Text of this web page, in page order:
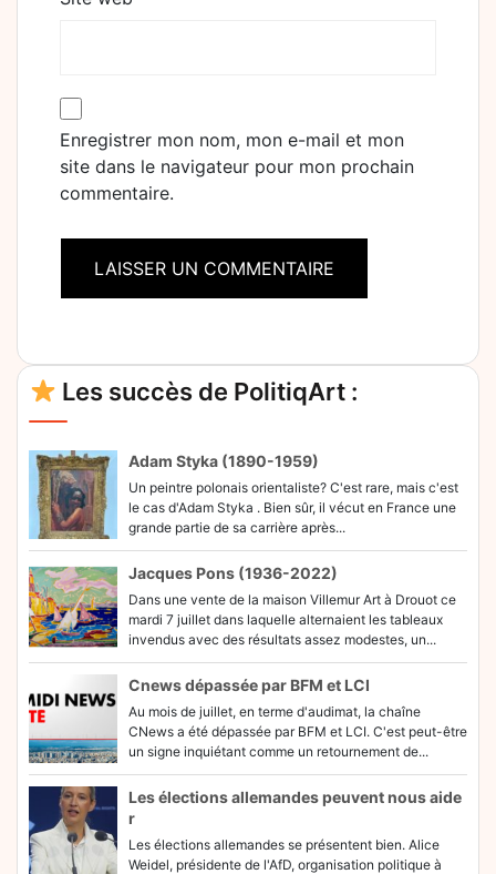
Enregistrer mon nom, mon e-mail et mon
site dans le navigateur pour mon prochain
commentaire.
Les succès de PolitiqArt :
Adam Styka (1890-1959)
Un peintre polonais orientaliste? C'est rare, mais c'est
le cas d'Adam Styka . Bien sûr, il vécut en France une
grande partie de sa carrière après...
Jacques Pons (1936-2022)
Dans une vente de la maison Villemur Art à Drouot ce
mardi 7 juillet dans laquelle alternaient les tableaux
invendus avec des résultats assez modestes, un...
Cnews dépassée par BFM et LCI
Au mois de juillet, en terme d'audimat, la chaîne
CNews a été dépassée par BFM et LCI. C'est peut-être
un signe inquiétant comme un retournement de...
Les élections allemandes peuvent nous aide
r
Les élections allemandes se présentent bien. Alice
Weidel, présidente de l'AfD, organisation politique à